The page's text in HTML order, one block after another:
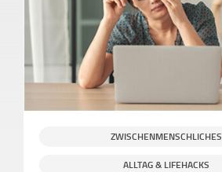
ZWISCHENMENSCHLICHES
ALLTAG & LIFEHACKS